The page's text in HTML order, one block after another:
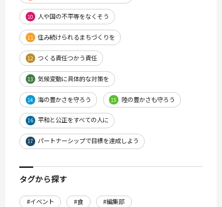
10 人や国の不平等をなくそう
11 住み続けられるまちづくりを
12 つくる責任つかう責任
13 気候変動に具体的な対策を
14 海の豊かさを守ろう 15 陸の豊かさも守ろう
16 平和と公正をすべての人に
17 パートナーシップで目標を達成しよう
タグから探す
#イベント #食
#編集部